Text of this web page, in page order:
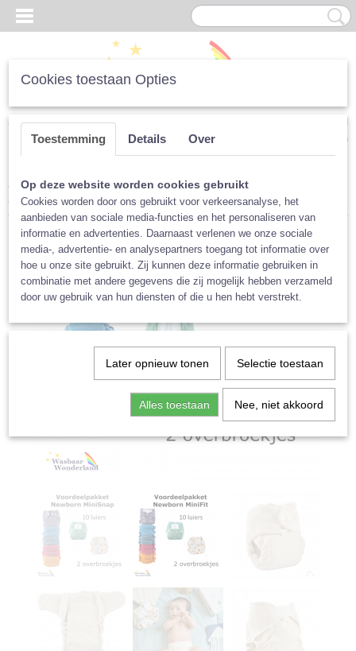
Inloggen Registreren
(0)
Home >Luiers>Tweedelig>Meegroeiluiers>Popolini Ultrafit en
Minifit>Voordeel Newborn Pakket Popolini MiniSnap of MiniFit
Cookies toestaan Opties
Toestemming Details Over
Op deze website worden cookies gebruikt
Cookies worden door ons gebruikt voor verkeersanalyse, het
aanbieden van sociale media-functies en het personaliseren van
informatie en advertenties. Daarnaast verlenen we onze sociale
media-, advertentie- en analysepartners toegang tot informatie over
hoe u onze site gebruikt. Zij kunnen deze informatie gebruiken in
combinatie met andere gegevens die zij mogelijk hebben verzameld
door uw gebruik van hun diensten of die u hen hebt verstrekt.
Later opnieuw tonen Selectie toestaan
Alles toestaan Nee, niet akkoord